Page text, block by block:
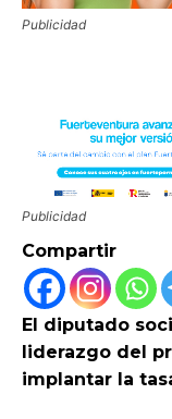
Publicidad
Publicidad
Compartir
El diputado
liderazgo del
implantar la